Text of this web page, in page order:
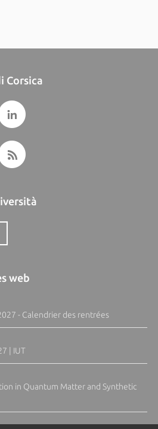
Corsica
web
- Calendrier des rentrées
| IUT
in Quantum Matter and Synthetic